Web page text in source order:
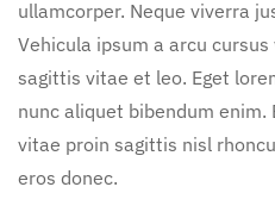
ullamcorper. Neque viverra
Vehicula ipsum a arcu
sagittis vitae et leo. Eget
nunc aliquet bibendum enim.
vitae proin sagittis nisl
eros donec.